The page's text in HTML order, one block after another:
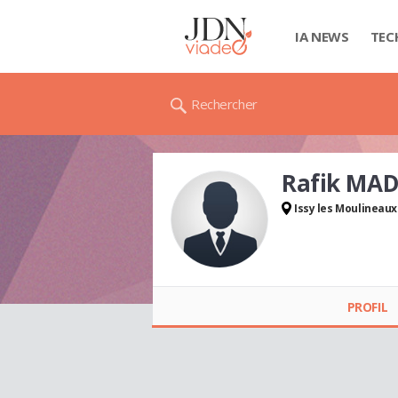
IA NEWS
Rechercher
Rafik
Issy les Moulineaux
PROFIL